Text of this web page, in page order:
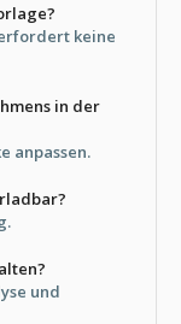
keine
in der
anpassen.
und